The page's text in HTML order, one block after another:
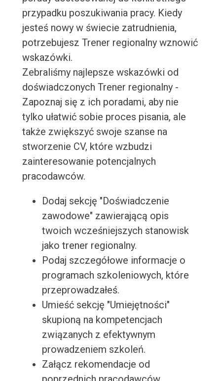
przypadku poszukiwania pracy. Kiedy
jesteś nowy w świecie zatrudnienia,
potrzebujesz Trener regionalny wznowić
wskazówki.
Zebraliśmy najlepsze wskazówki od
doświadczonych Trener regionalny -
Zapoznaj się z ich poradami, aby nie
tylko ułatwić sobie proces pisania, ale
także zwiększyć swoje szanse na
stworzenie CV, które wzbudzi
zainteresowanie potencjalnych
pracodawców.
Dodaj sekcję "Doświadczenie
zawodowe" zawierającą opis
twoich wcześniejszych stanowisk
jako trener regionalny.
Podaj szczegółowe informacje o
programach szkoleniowych, które
przeprowadzałeś.
Umieść sekcję "Umiejętności"
skupioną na kompetencjach
związanych z efektywnym
prowadzeniem szkoleń.
Załącz rekomendacje od